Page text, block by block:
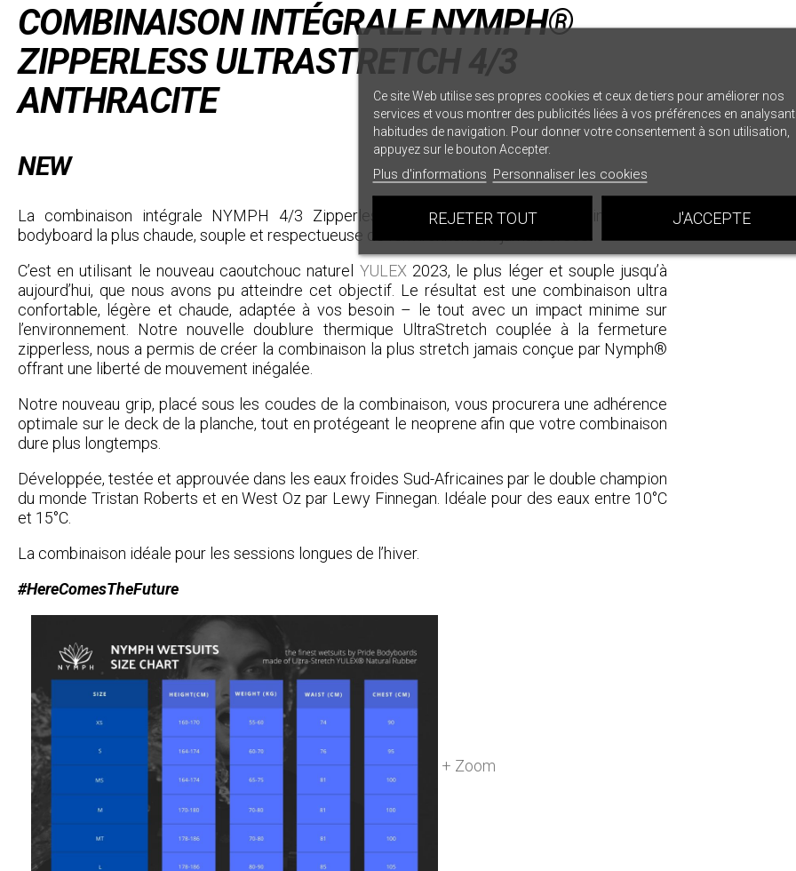
COMBINAISON INTÉGRALE NYMPH®
ZIPPERLESS ULTRASTRETCH 4/3
ANTHRACITE
NEW
La combinaison intégrale NYMPH 4/3 Zipperless Ultra Stretch est la combinaison de
bodyboard la plus chaude, souple et respectueuse de l’environnement jamais créée.
C’est en utilisant le nouveau caoutchouc naturel YULEX 2023, le plus léger et souple jusqu’à
aujourd’hui, que nous avons pu atteindre cet objectif. Le résultat est une combinaison ultra
confortable, légère et chaude, adaptée à vos besoin – le tout avec un impact minime sur
l’environnement. Notre nouvelle doublure thermique UltraStretch couplée à la fermeture
zipperless, nous a permis de créer la combinaison la plus stretch jamais conçue par Nymph®
offrant une liberté de mouvement inégalée.
Notre nouveau grip, placé sous les coudes de la combinaison, vous procurera une adhérence
optimale sur le deck de la planche, tout en protégeant le neoprene afin que votre combinaison
dure plus longtemps.
Développée, testée et approuvée dans les eaux froides Sud-Africaines par le double champion
du monde Tristan Roberts et en West Oz par Lewy Finnegan. Idéale pour des eaux entre 10°C
et 15°C.
La combinaison idéale pour les sessions longues de l’hiver.
#HereComesTheFuture
+ Zoom
Ce site Web utilise ses propres cookies et ceux de tiers pour améliorer nos
services et vous montrer des publicités liées à vos préférences en
habitudes de navigation. Pour donner votre consentement à son utilisation,
appuyez sur le bouton Accepter.
Plus d'informations Personnaliser les cookies
REJETER TOUT J'ACCEPTE